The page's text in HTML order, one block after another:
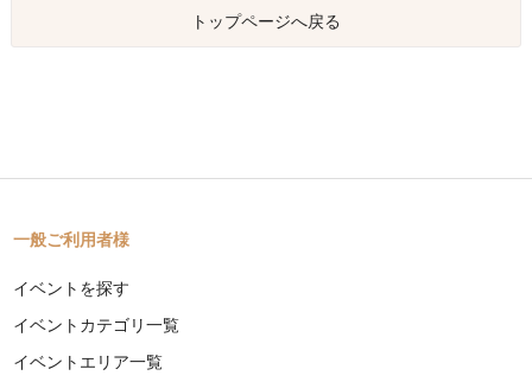
トップページへ戻る
一般ご利用者様
イベントを探す
イベントカテゴリ一覧
イベントエリア一覧